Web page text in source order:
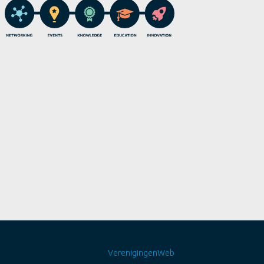
VerenigingenWeb